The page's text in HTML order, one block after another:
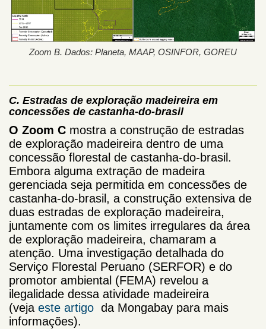
Zoom B. Dados: Planeta, MAAP, OSINFOR, GOREU
C. Estradas de exploração madeireira em
concessões de castanha-do-brasil
O Zoom C mostra a construção de estradas
de exploração madeireira dentro de uma
concessão florestal de castanha-do-brasil.
Embora alguma extração de madeira
gerenciada seja permitida em concessões de
castanha-do-brasil, a construção extensiva de
duas estradas de exploração madeireira,
juntamente com os limites irregulares da área
de exploração madeireira, chamaram a
atenção. Uma investigação detalhada do
Serviço Florestal Peruano (SERFOR) e do
promotor ambiental (FEMA) revelou a
ilegalidade dessa atividade madeireira
(veja este artigo da Mongabay para mais
informações).